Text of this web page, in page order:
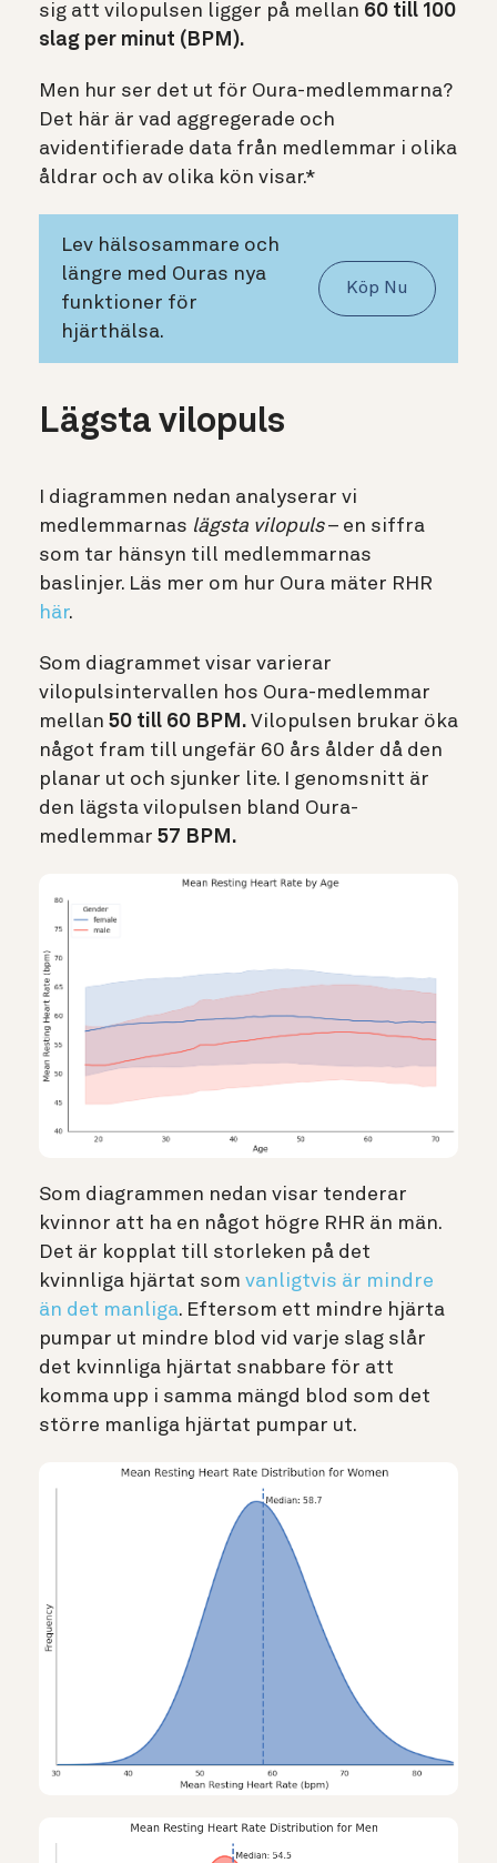
sig att vilopulsen ligger på mellan 60 till 100
slag per minut (BPM).
Men hur ser det ut för Oura-medlemmarna?
Det här är vad aggregerade och
avidentifierade data från medlemmar i olika
åldrar och av olika kön visar.*
Lev hälsosammare och
längre med Ouras nya
funktioner för
hjärthälsa.
Köp Nu
Lägsta vilopuls
I diagrammen nedan analyserar vi
medlemmarnas lägsta vilopuls– en siffra
som tar hänsyn till medlemmarnas
baslinjer. Läs mer om hur Oura mäter RHR
här.
Som diagrammet visar varierar
vilopulsintervallen hos Oura-medlemmar
mellan 50 till 60 BPM. Vilopulsen brukar öka
något fram till ungefär 60 års ålder då den
planar ut och sjunker lite. I genomsnitt är
den lägsta vilopulsen bland Oura-
medlemmar 57 BPM.
Som diagrammen nedan visar tenderar
kvinnor att ha en något högre RHR än män.
Det är kopplat till storleken på det
kvinnliga hjärtat som vanligtvis är mindre
än det manliga. Eftersom ett mindre hjärta
pumpar ut mindre blod vid varje slag slår
det kvinnliga hjärtat snabbare för att
komma upp i samma mängd blod som det
större manliga hjärtat pumpar ut.